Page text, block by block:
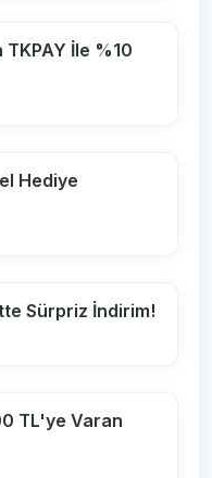
İle %10
Hediye
Sürpriz İndirim!
TL'ye Varan